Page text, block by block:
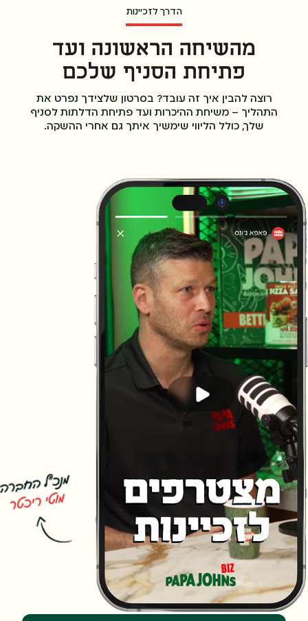
הדרך לזכיינות
מהשיחה הראשונה ועד
פתיחת הסניף שלכם
רוצה להבין איך זה עובד? בסרטון שלצידך נפרט את
התהליך – משיחת ההיכרות ועד פתיחת הדלתות לסניף
שלך, כולל הליווי שימשיך איתך גם אחרי ההשקה.